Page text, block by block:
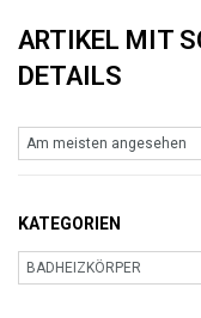
ARTIKEL MIT
DETAILS
KATEGORIEN